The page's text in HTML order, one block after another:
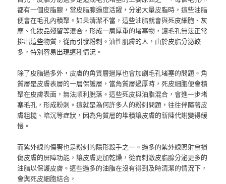
都有一個皮脂腺，當皮脂腺過度活躍，分泌大量皮脂時，這些油脂
便會在毛孔內積聚。如果清潔不當，這些油脂就會與死皮細胞、灰
塵、化妝品殘留等混合，形成一層厚重的堵塞物，讓毛孔無法正常
排出這些物質，從而引發粉刺。油性肌膚的人，由於皮脂分泌較
多，特別容易出現這種情況。
除了皮脂過多外，皮膚的角質層過厚也會加劇毛孔堵塞的問題。角
質層是皮膚表層的一層保護層，當角質層過厚時，死皮細胞便會積
聚在皮膚表面，無法順利脫落。這些死皮與油脂混合，會進一步堵
塞毛孔，形成粉刺。這就是為何許多人的粉刺問題，往往伴隨著皮
膚粗糙、暗沉等症狀，因為角質層的堆積讓皮膚的新陳代謝變得緩
慢。
而紫外線的傷害也是粉刺的隱形殺手之一。過多的紫外線照射會損
傷皮膚的屏障功能，讓皮膚更加乾燥，從而刺激皮脂腺分泌更多的
油脂以保護皮膚。這些過多的油脂在沒有得到及時清潔的情況下，
會與死皮細胞結合，